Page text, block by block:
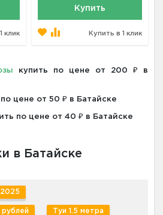
клик
Купить
Купить в 1 клик
купить по цене от 200 ₽ в
по цене от 50 ₽ в Батайске
по цене от 40 ₽ в Батайске
в Батайске
Туи 1.5 метра